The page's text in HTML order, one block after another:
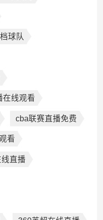
球队
在线观看
cba联赛直播免费
看
直播